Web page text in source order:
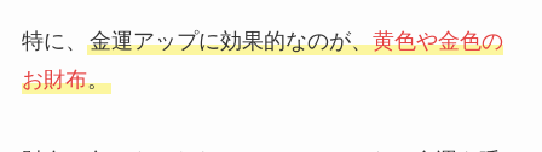
特に、 金運アップに効果的なのが、黄色や金色の
お財布。